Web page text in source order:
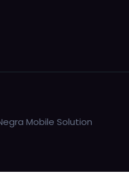
Negra Mobile Solution